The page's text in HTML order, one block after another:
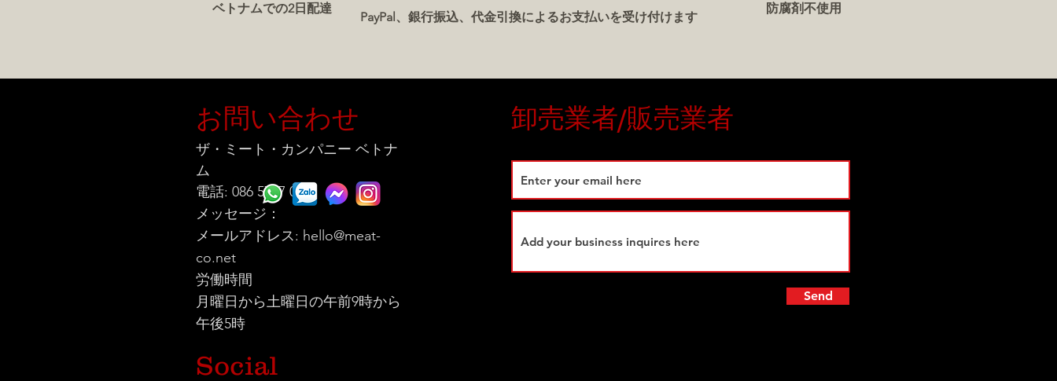
ベトナムでの2日配達
PayPal、銀行振込、代金引換によるお支払いを受け付けます
防腐剤不使用
お問い合わせ
ザ・ミート・カンパニー ベトナ
ム
電話: 086 5777 060
メッセージ：
メールアドレス: hello@meat-
co.net
労働時間
月曜日から土曜日の午前9時から
午後5時
Social
卸売業者/販売業者
Send